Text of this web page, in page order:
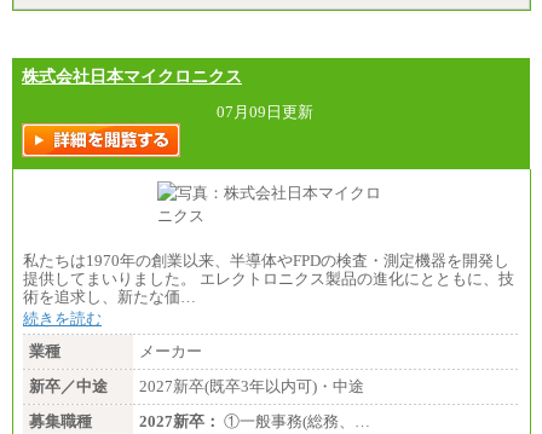
株式会社日本マイクロニクス
07月09日更新
私たちは1970年の創業以来、半導体やFPDの検査・測定機器を開発し
提供してまいりました。 エレクトロニクス製品の進化にとともに、技
術を追求し、新たな価…
続きを読む
業種
メーカー
新卒／中途
2027新卒(既卒3年以内可)・中途
募集職種
2027新卒： ①一般事務(総務、…